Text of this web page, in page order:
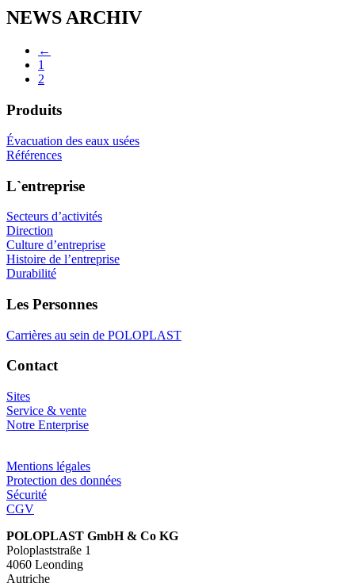
NEWS ARCHIV
←
1
2
Produits
Évacuation des eaux usées
Références
L`entreprise
Secteurs d’activités
Direction
Culture d’entreprise
Histoire de l’entreprise
Durabilité
Les Personnes
Carrières au sein de POLOPLAST
Contact
Sites
Service & vente
Notre Enterprise
Mentions légales
Protection des données
Sécurité
CGV
POLOPLAST GmbH & Co KG
Poloplaststraße 1
4060 Leonding
Autriche